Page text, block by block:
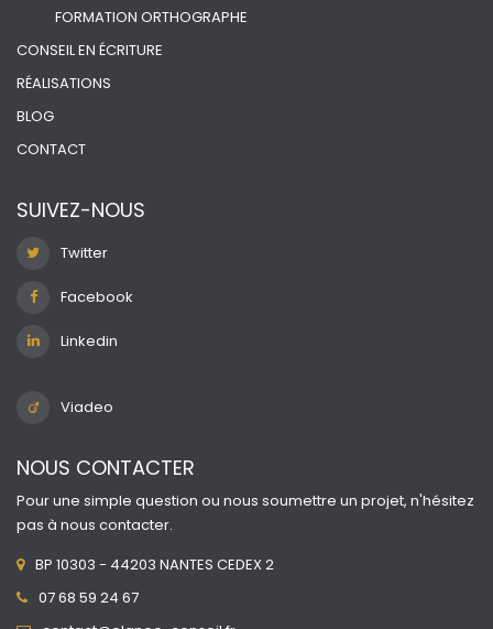
FORMATION ORTHOGRAPHE
CONSEIL EN ÉCRITURE
RÉALISATIONS
BLOG
CONTACT
SUIVEZ-NOUS
Twitter
Facebook
Linkedin
Viadeo
NOUS CONTACTER
Pour une simple question ou nous soumettre un projet, n'hésitez
pas à nous contacter.
BP 10303 - 44203 NANTES CEDEX 2
07 68 59 24 67